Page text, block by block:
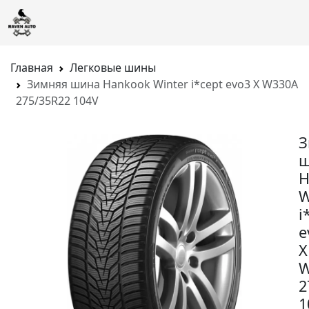
Главная
Легковые шины
Зимняя шина Hankook Winter i*cept evo3 X W330A
275/35R22 104V
X